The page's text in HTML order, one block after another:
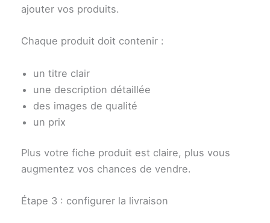
ajouter vos produits.
Chaque produit doit contenir :
un titre clair
une description détaillée
des images de qualité
un prix
Plus votre fiche produit est claire, plus vous
augmentez vos chances de vendre.
Étape 3 : configurer la livraison